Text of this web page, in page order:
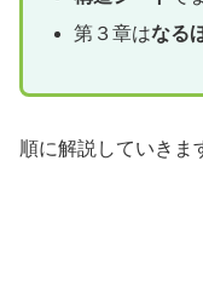
第３章はなる
順に解説していきま